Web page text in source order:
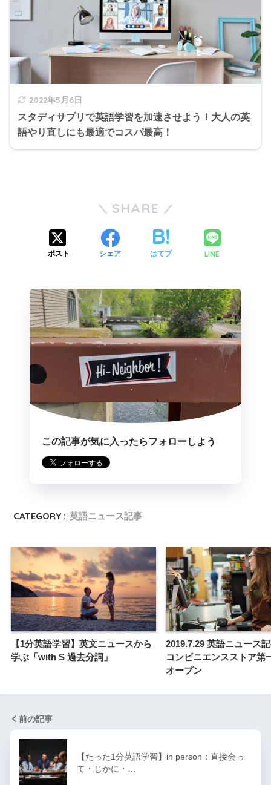
2022年5月6日
スタディサプリで英語学習を加速させよう！大人の英
語やり直しにも最適でコスパ最高！
SHARE
ポスト シェア はてブ LINE
この記事が気に入ったらフォローしよう
CATEGORY : 英語ニュース記事
【1分英語学習】英文ニュースから
学ぶ「with S 過去分詞」
2019.7.29 英語ニュース
コンビニエンスストア第
オープン
前の記事
【たった1分英語学習】in person：直接会っ
て・じかに・…